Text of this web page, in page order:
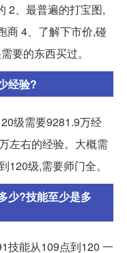
2、最普遍的打宝图,
商 4、了解下市价,碰
要的东西买过。
经验?
级需要9281.9万经
左右的经验。大概需
级,需要师门全。
少?技能至少是多
技能从109点到120 一